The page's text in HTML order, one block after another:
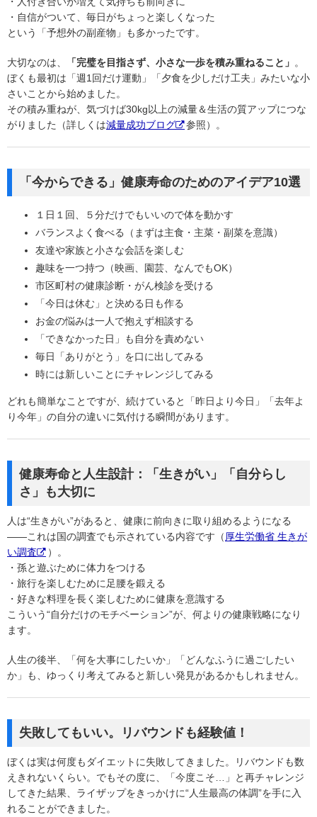
・自信がついて、毎日がちょっと楽しくなった
という「予想外の副産物」も多かったです。
大切なのは、 「完璧を目指さず、小さな一歩を積み重ねること」 。
ぼくも最初は「週1回だけ運動」「夕食を少しだけ工夫」みたいな小
さいことから始めました。
その積み重ねが、気づけば30kg以上の減量＆生活の質アップにつな
がりました（詳しくは減量成功ブログ 参照）。
「今からできる」健康寿命のためのアイデア10選
１日１回、５分だけでもいいので体を動かす
バランスよく食べる（まずは主食・主菜・副菜を意識）
友達や家族と小さな会話を楽しむ
趣味を一つ持つ（映画、園芸、なんでもOK）
市区町村の健康診断・がん検診を受ける
「今日は休む」と決める日も作る
お金の悩みは一人で抱えず相談する
「できなかった日」も自分を責めない
毎日「ありがとう」を口に出してみる
時には新しいことにチャレンジしてみる
どれも簡単なことですが、続けていると「昨日より今日」「去年よ
り今年」の自分の違いに気付ける瞬間があります。
健康寿命と人生設計：「生きがい」「自分らし
さ」も大切に
人は“生きがい”があると、健康に前向きに取り組めるようになる
――これは国の調査でも示されている内容です（厚生労働省 生きが
い調査
）。
・孫と遊ぶために体力をつける
・旅行を楽しむために足腰を鍛える
・好きな料理を長く楽しむために健康を意識する
こういう“自分だけのモチベーション”が、何よりの健康戦略になり
ます。
人生の後半、「何を大事にしたいか」「どんなふうに過ごしたい
か」も、ゆっくり考えてみると新しい発見があるかもしれません。
失敗してもいい。リバウンドも経験値！
ぼくは実は何度もダイエットに失敗してきました。リバウンドも数
えきれないくらい。でもその度に、「今度こそ…」と再チャレンジ
してきた結果、ライザップをきっかけに“人生最高の体調”を手に入
れることができました。